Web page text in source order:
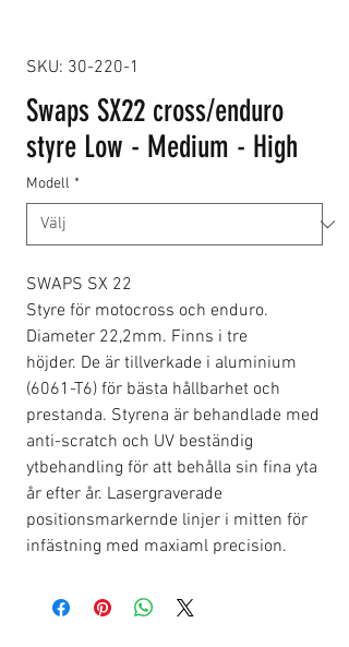
SKU: 30-220-1
Swaps SX22 cross/enduro
styre Low - Medium - High
Modell *
SWAPS SX 22
Styre för motocross och enduro.
Diameter 22,2mm. Finns i tre
höjder. De är tillverkade i aluminium
(6061-T6) för bästa hållbarhet och
prestanda. Styrena är behandlade med
anti-scratch och UV beständig
ytbehandling för att behålla sin fina yta
år efter år. Lasergraverade
positionsmarkernde linjer i mitten för
infästning med maxiaml precision.